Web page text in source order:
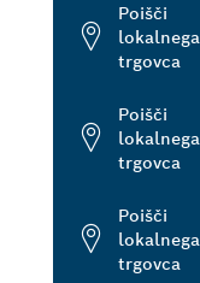
Poišči
lokalnega
trgovca
Poišči
lokalnega
trgovca
Poišči
lokalnega
trgovca